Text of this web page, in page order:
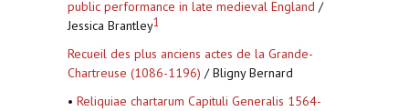
public performance in late medieval England /
Jessica Brantley1
Recueil des plus anciens actes de la Grande-
Chartreuse (1086-1196) / Bligny Bernard
• Reliquiae chartarum Capituli Generalis 1564-